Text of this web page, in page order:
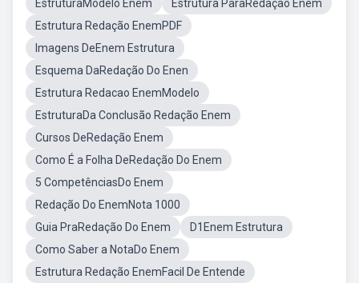
EstruturaModelo Enem
Estrutura ParaRedação Enem
Estrutura Redação EnemPDF
Imagens DeEnem Estrutura
Esquema DaRedação Do Enen
Estrutura Redacao EnemModelo
EstruturaDa Conclusão Redação Enem
Cursos DeRedação Enem
Como É a Folha DeRedação Do Enem
5 CompetênciasDo Enem
Redação Do EnemNota 1000
Guia PraRedação Do Enem
D1Enem Estrutura
Como Saber a NotaDo Enem
Estrutura Redação EnemFacil De Entende